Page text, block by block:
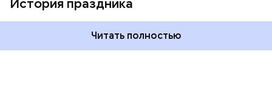
Читать полностью
600 г помидоров;
300 г моркови;
200 г шпината;